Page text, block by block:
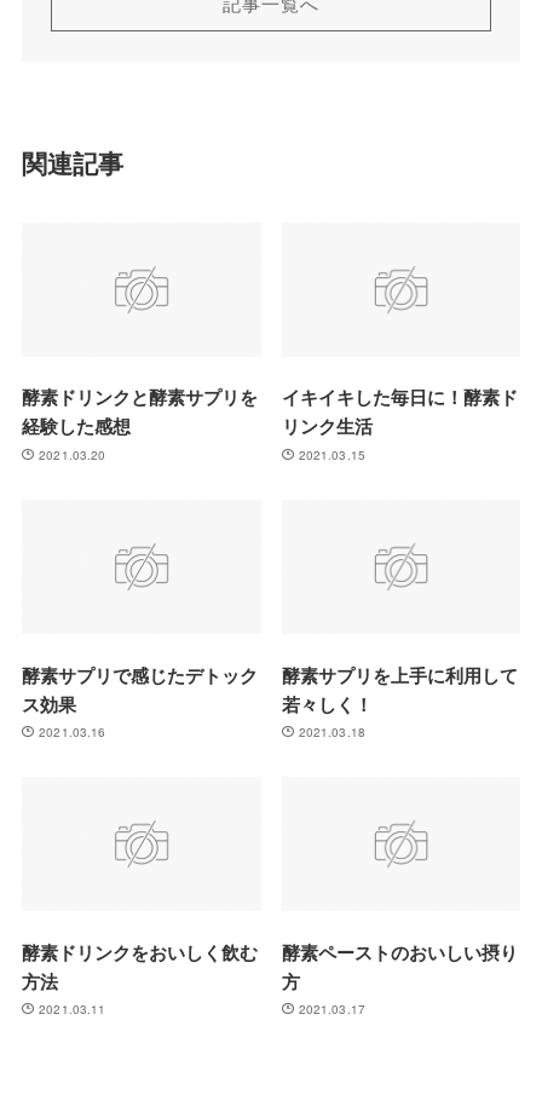
関連記事
酵素ドリンクと酵素サプリを
経験した感想
2021.03.20
イキイキした毎日に！酵素ド
リンク生活
2021.03.15
酵素サプリで感じたデトック
ス効果
2021.03.16
酵素サプリを上手に利用して
若々しく！
2021.03.18
酵素ドリンクをおいしく飲む
方法
2021.03.11
酵素ペーストのおいしい摂り
方
2021.03.17